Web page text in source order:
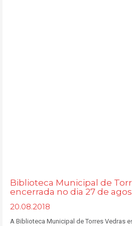
Biblioteca Municipal de
encerrada no dia 27 de
20.08.2018
A Biblioteca Municipal de Torres Vedras